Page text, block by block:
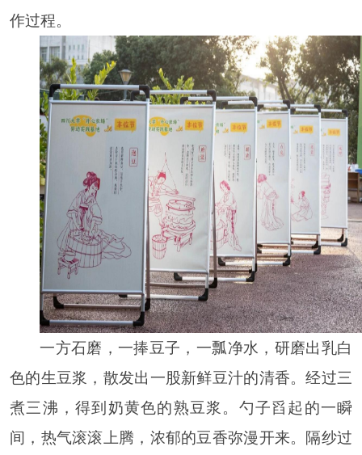
作过程。
一方石磨，一捧豆子，一瓢净水，研磨出乳白
色的生豆浆，散发出一股新鲜豆汁的清香。经过三
煮三沸，得到奶黄色的熟豆浆。勺子舀起的一瞬
间，热气滚滚上腾，浓郁的豆香弥漫开来。 隔纱过